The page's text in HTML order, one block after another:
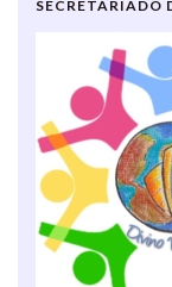
SECRETARIADO